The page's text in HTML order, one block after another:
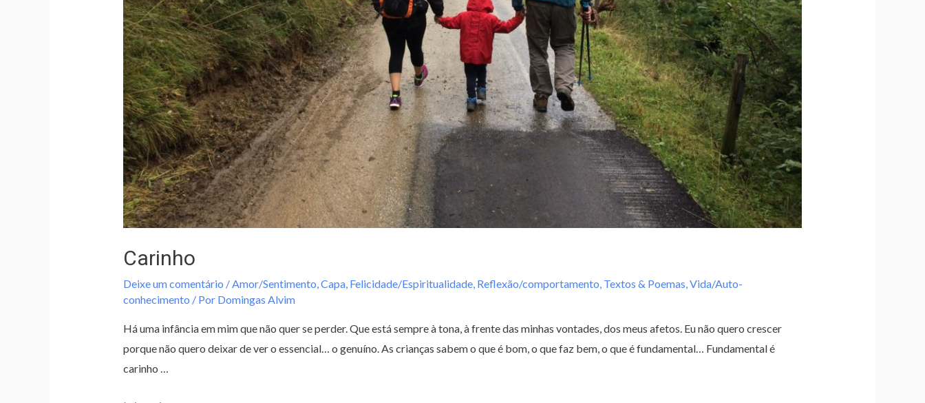
Carinho
Deixe um comentário / Amor/Sentimento Capa, Felicidade/Espiritualidade, Reflexão/comportamento Textos & Poemas Vida/Auto-
conhecimento / Por Domingas Alvim
Há uma infância em mim que não quer se perder. Que está sempre à tona, à frente das minhas vontades, dos meus afetos. Eu não quero crescer
porque não quero deixar de ver o essencial… o genuíno. As crianças sabem o que é bom, o que faz bem, o que é fundamental… Fundamental é
carinho …